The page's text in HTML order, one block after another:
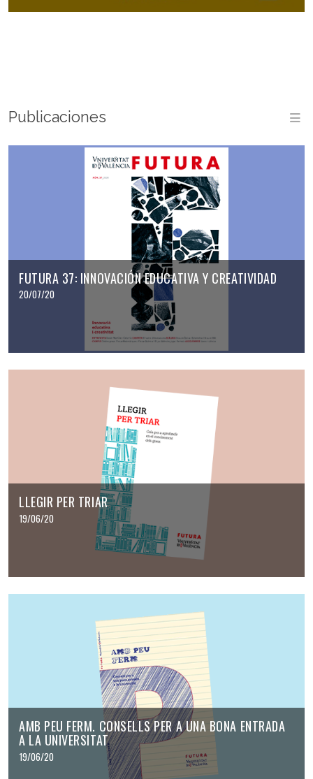
Publicaciones
FUTURA 37: INNOVACIÓN EDUCATIVA Y CREATIVIDAD
20/07/20
LLEGIR PER TRIAR
19/06/20
AMB PEU FERM. CONSELLS PER A UNA BONA ENTRADA
A LA UNIVERSITAT
19/06/20